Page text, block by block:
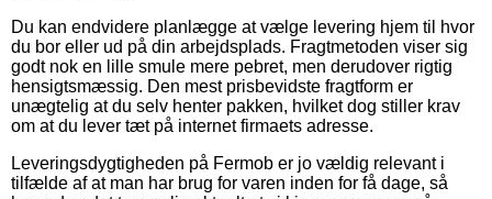
Du kan endvidere planlægge at vælge levering hjem til hvor
du bor eller ud på din arbejdsplads. Fragtmetoden viser sig
godt nok en lille smule mere pebret, men derudover rigtig
hensigtsmæssig. Den mest prisbevidste fragtform er
unægtelig at du selv henter pakken, hvilket dog stiller krav
om at du lever tæt på internet firmaets adresse.
Leveringsdygtigheden på Fermob er jo vældig relevant i
tilfælde af at man har brug for varen inden for få dage, så